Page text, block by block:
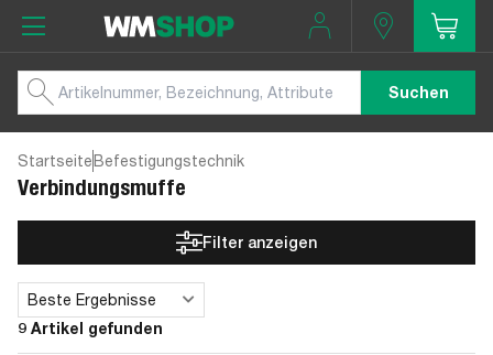
Suchen
StartseiteBefestigungstechnik
Verbindungsmuffe
Filter anzeigen
9 Artikel gefunden
Sortieren
Beste Ergebnisse